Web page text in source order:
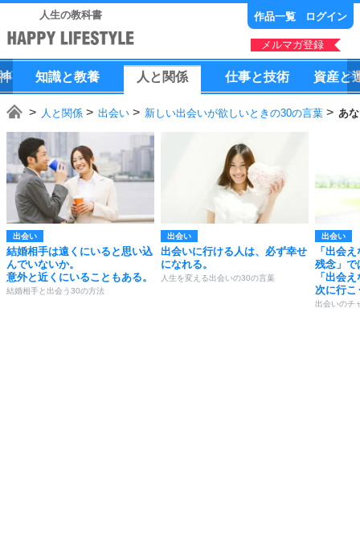
人生の教科書 作品一覧 ログイン
メルマガ登録
知識と教養 人 と 関係 仕事と技術 資産と
人と関係 出会い 新しい出会いが欲しいときの30の言葉 あ
出会い
結婚相手は遠くにいると思い込
んでいないか。
意外と近くにいることもある。
結婚相手と出会う30の方法
出会い
出会いに行ける人は、必ず幸せ
になれる。
人生を変える出会いの30の言葉
出会い
「出会
残念」で
「出会
次に行こ
出会いのチ